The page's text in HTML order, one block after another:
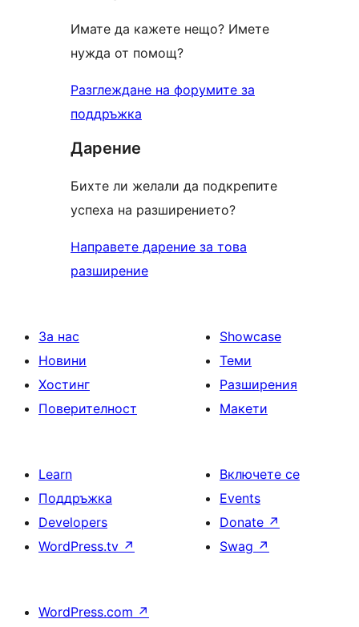
Имате да кажете нещо? Имете
нужда от помощ?
Разглеждане на форумите за
поддръжка
Дарение
Бихте ли желали да подкрепите
успеха на разширението?
Направете дарение за това
разширение
За нас
Новини
Хостинг
Поверителност
Showcase
Теми
Разширения
Макети
Learn
Поддръжка
Developers
WordPress.tv ↗
Включете се
Events
Donate ↗
Swag ↗
WordPress.com ↗